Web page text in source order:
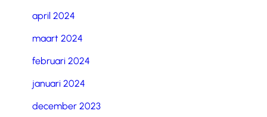
april 2024
maart 2024
februari 2024
januari 2024
december 2023